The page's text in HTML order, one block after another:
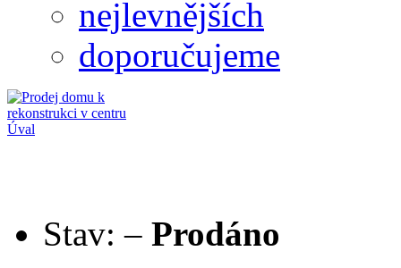
nejlevnějších
doporučujeme
Stav: – Prodáno